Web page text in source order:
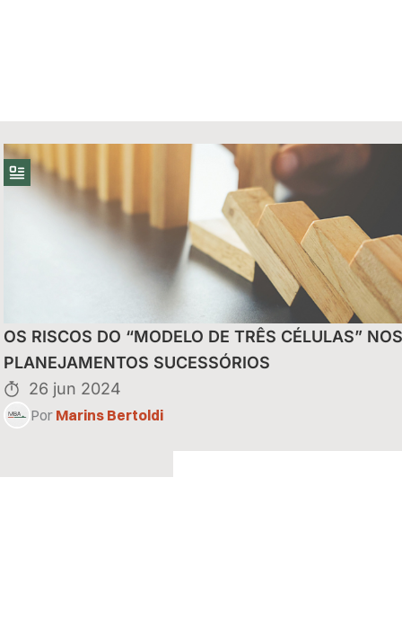
do Reintegra
de
OS RISCOS DO “MODELO DE TRÊS CÉLULAS”
PLANEJAMENTOS SUCESSÓRIOS
26 jun 2024
Por Marins Bertoldi